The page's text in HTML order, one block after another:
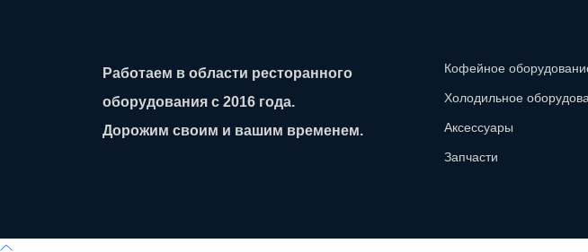
Работаем в области ресторанного
оборудования с 2016 года.
Дорожим своим и вашим временем.
Кофейное
Холодильное
Аксессуары
Запчасти